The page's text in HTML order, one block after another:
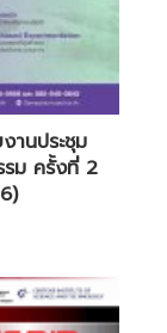
านประชุม
รม ครั้งที่ 2